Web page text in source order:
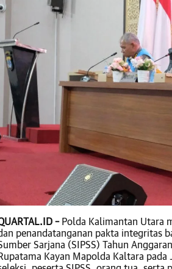
–Polda Kalimantan Utara
penandatanganan pakta integritas
Sarjana (SIPSS) Tahun
Kayan Mapolda Kaltara